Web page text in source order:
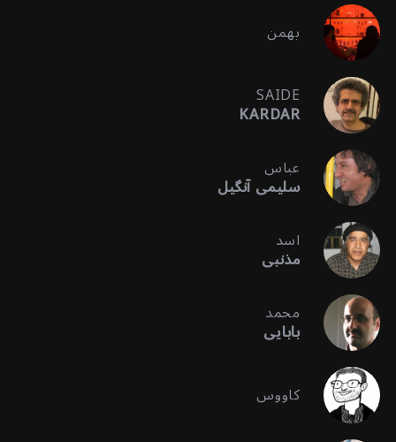
بهمن
SAIDE
KARDAR
عباس
سلیمی آنگیل
اسد
مذنبی
محمد
بابایی
کاووس